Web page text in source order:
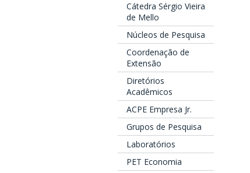
Cátedra Sérgio Vieira
de Mello
Núcleos de Pesquisa
Coordenação de
Extensão
Diretórios
Acadêmicos
ACPE Empresa Jr.
Grupos de Pesquisa
Laboratórios
PET Economia